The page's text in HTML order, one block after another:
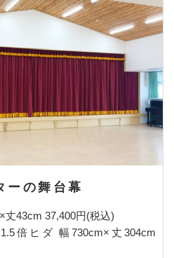
ーの舞台幕
丈43cm 37,400円(税込)
倍ヒダ 幅730cm×丈304cm